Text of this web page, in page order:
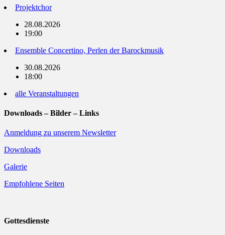
Projektchor
28.08.2026
19:00
Ensemble Concertino, Perlen der Barockmusik
30.08.2026
18:00
alle Veranstaltungen
Downloads – Bilder – Links
Anmeldung zu unserem Newsletter
Downloads
Galerie
Empfohlene Seiten
Gottesdienste